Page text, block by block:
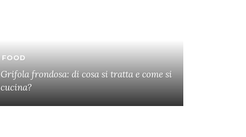
FOOD
Grifola frondosa: di cosa si tratta e come si
cucina?